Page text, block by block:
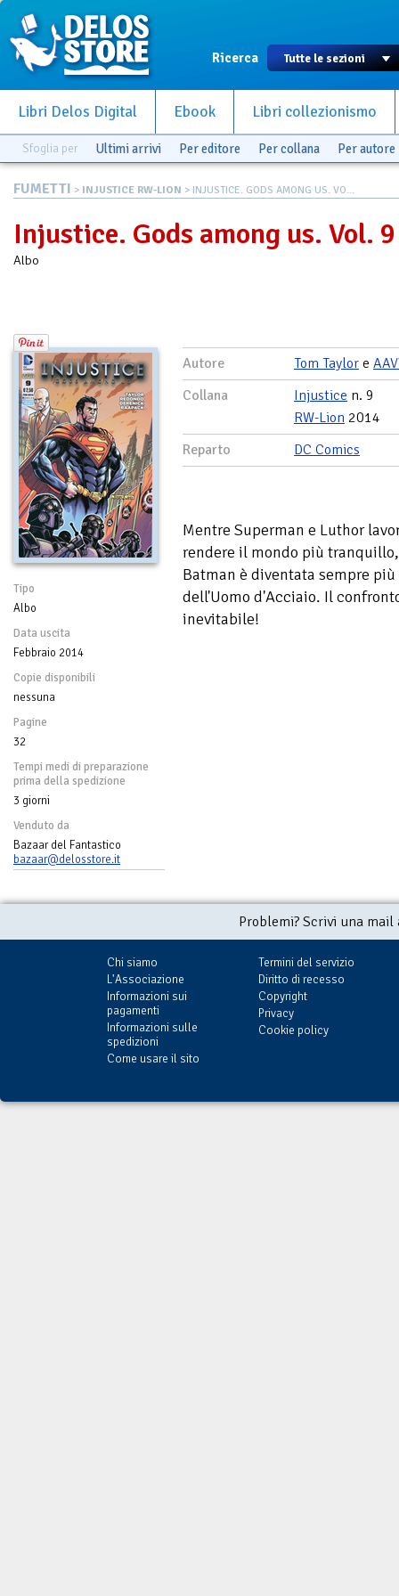
Ricerca
Libri Delos Digital Ebook Libri collezionismo
Sfoglia per Ultimi arrivi Per editore Per collana Per autore
FUMETTI > INJUSTICE RW-LION > INJUSTICE. GODS AMONG US. VO...
Injustice. Gods among us. Vol. 9
Albo
Tipo
Albo
Data uscita
Febbraio 2014
Copie disponibili
nessuna
Pagine
32
Tempi medi di preparazione
prima della spedizione
3 giorni
Venduto da
Bazaar del Fantastico
bazaar@delosstore.it
Autore Tom Taylor e
Collana
Injustice n. 9
RW-Lion 2014
Reparto
DC Comics
Mentre Superman e Luthor
rendere il mondo più
Batman è diventata sempre
dell'Uomo d'Acciaio. Il
inevitabile!
Problemi? Scrivi una
Chi siamo
L'Associazione
Informazioni sui
pagamenti
Informazioni sulle
spedizioni
Come usare il sito
Termini del servizio
Diritto di recesso
Copyright
Privacy
Cookie policy